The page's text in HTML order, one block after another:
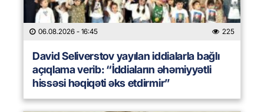
06.08.2026 - 16:45 225
David Seliverstov yayılan iddialarla bağlı
açıqlama verib: “İddiaların əhəmiyyətli
hissəsi həqiqəti əks etdirmir”